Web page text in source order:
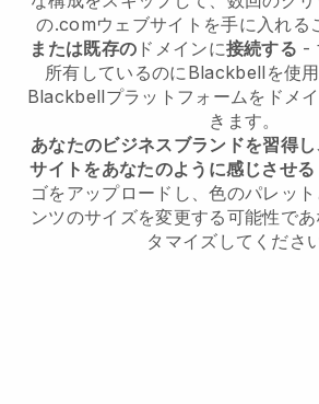
の.comウェブサイトを手に入れる
または既存の ドメインに接続する -
所有しているのにBlackbell を使
Blackbellプラットフォームをドメ
きます。
あなたのビジネスブランドを習得
サイトをあなたのように感じさせる
ゴをアップロードし、色のパレッ
ンツのサイズを変更する可能性で
タマイズしてください